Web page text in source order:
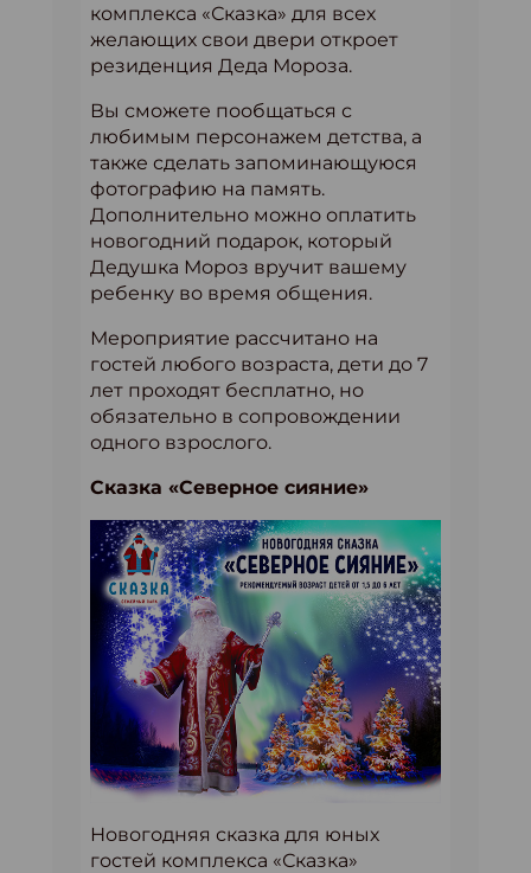
комплекса «Сказка» для всех
желающих свои двери откроет
резиденция Деда Мороза.
Вы сможете пообщаться с
любимым персонажем детства, а
также сделать запоминающуюся
фотографию на память.
Дополнительно можно оплатить
новогодний подарок, который
Дедушка Мороз вручит вашему
ребенку во время общения.
Мероприятие рассчитано на
гостей любого возраста, дети до 7
лет проходят бесплатно, но
обязательно в сопровождении
одного взрослого.
Сказка «Северное сияние»
Новогодняя сказка для юных
гостей комплекса «Сказка»